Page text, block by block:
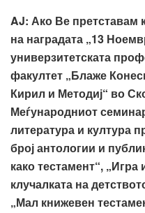
AJ: Ако Ве претставам
на наградата „13
универзитетската
факултет „Блаже
Кирил и Методиј“ во
Меѓународниот
литература и култура
број антологии и
како тестамент“,
клучалката на
„Мал книжевен